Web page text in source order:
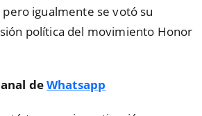
igualmente se votó su
política del movimiento Honor
deWhatsapp